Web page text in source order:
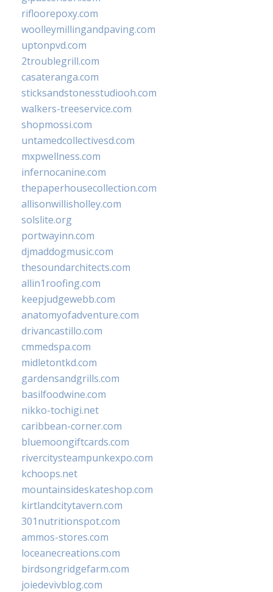
rifloorepoxy.com
woolleymillingandpaving.com
uptonpvd.com
2troublegrill.com
casateranga.com
sticksandstonesstudiooh.com
walkers-treeservice.com
shopmossi.com
untamedcollectivesd.com
mxpwellness.com
infernocanine.com
thepaperhousecollection.com
allisonwillisholley.com
solslite.org
portwayinn.com
djmaddogmusic.com
thesoundarchitects.com
allin1roofing.com
keepjudgewebb.com
anatomyofadventure.com
drivancastillo.com
cmmedspa.com
midletontkd.com
gardensandgrills.com
basilfoodwine.com
nikko-tochigi.net
caribbean-corner.com
bluemoongiftcards.com
rivercitysteampunkexpo.com
kchoops.net
mountainsideskateshop.com
kirtlandcitytavern.com
301nutritionspot.com
ammos-stores.com
loceanecreations.com
birdsongridgefarm.com
joiedevivblog.com